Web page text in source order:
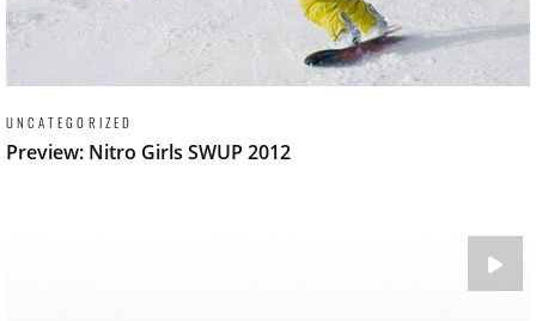
UNCATEGORIZED
Preview: Nitro Girls SWUP 2012